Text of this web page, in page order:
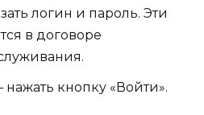
логин и пароль. Эти
в договоре
кнопку «Войти».